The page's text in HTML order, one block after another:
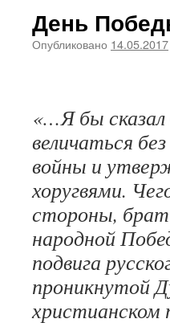
День
Опубликовано 14.05.2017
«…Я бы
величаться
войны и
хоругвями.
стороны,
народной
подвига
проникнутой